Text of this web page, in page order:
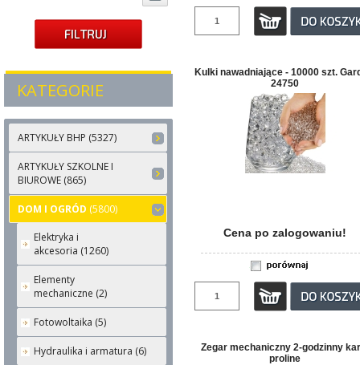
KATEGORIE
ARTYKUŁY BHP (5327)
ARTYKUŁY SZKOLNE I
BIUROWE (865)
DOM I OGRÓD (5800)
Elektryka i
akcesoria (1260)
Elementy
mechaniczne (2)
Fotowoltaika (5)
Hydraulika i armatura (6)
Kulki nawadniające - 10000 szt.
24750
Cena po zalogowaniu!
Zegar mechaniczny 2-godzinny
proline